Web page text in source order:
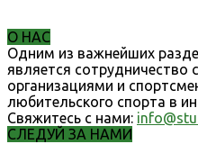
О НАС
Одним из важнейших
является
организациями и
любительского спорта в
Свяжитесь с нами:
СЛЕДУЙ ЗА НАМИ